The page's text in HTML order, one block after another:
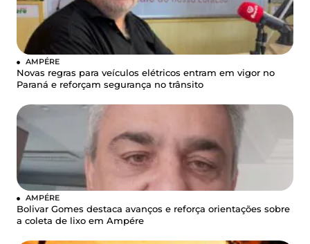
AMPÉRE
Novas regras para veículos elétricos entram em vigor no
Paraná e reforçam segurança no trânsito
AMPÉRE
Bolivar Gomes destaca avanços e reforça orientações sobre
a coleta de lixo em Ampére